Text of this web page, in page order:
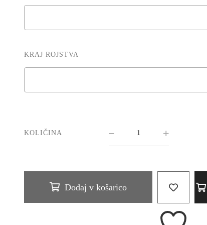
KRAJ ROJSTVA
KOLIČINA
Dodaj v košarico